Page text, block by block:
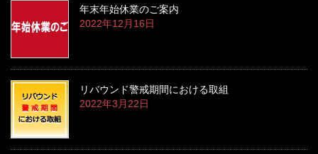
年末年始休業のご案内
2022年12月16日
リバウンド警戒期間における取組
2022年3月22日